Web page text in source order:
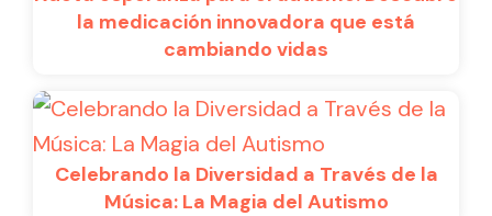
la medicación innovadora que está
cambiando vidas
Celebrando la Diversidad a Través de la
Música: La Magia del Autismo